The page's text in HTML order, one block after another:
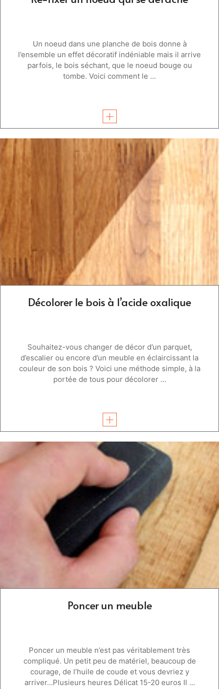
Un noeud dans une planche de bois donne à
l’ensemble un effet décoratif indéniable mais il arrive
parfois, le bois séchant, que le noeud bouge ou
tombe. Voici comment le ...
Décolorer le bois à l’acide oxalique
Souhaitez-vous changer de décor d’un parquet,
d’escalier ou encore d’un meuble en éclaircissant la
couleur de son bois ? Voici une méthode simple, à la
portée de tous pour décolorer ...
Poncer un meuble
Poncer un meuble n’est pas véritablement très
compliqué. Un petit peu de matériel, beaucoup de
courage, de l’huile de coude et vous devriez y
arriver…Plusieurs heures Délicat 15-20 euros Il ...